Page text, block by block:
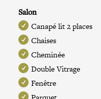
Salon
Canapé lit 2 places
Chaises
Cheminée
Double Vitrage
Fenêtre